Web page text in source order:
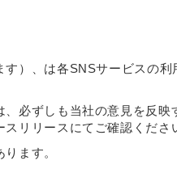
）、は各SNSサービスの
必ずしも当社の意見を反映
リリースにてご確認くださ
ます。